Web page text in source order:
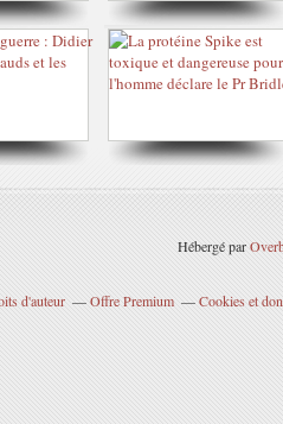
Hébergé par
d'auteur Offre Premium Cookies et